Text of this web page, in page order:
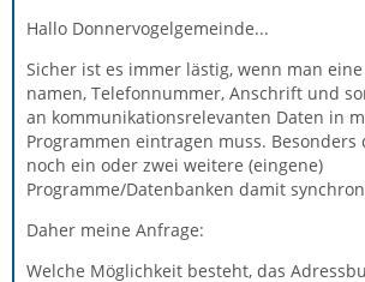
Hallo Donnervogelgemeinde...
Sicher ist es immer lästig, wenn man
namen, Telefonnummer, Anschrift und
an kommunikationsrelevanten Daten in
Programmen eintragen muss. Besonders
noch ein oder zwei weitere (eingene)
Programme/Datenbanken damit
Daher meine Anfrage:
Welche Möglichkeit besteht, das